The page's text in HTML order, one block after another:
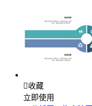
收藏
立即使用